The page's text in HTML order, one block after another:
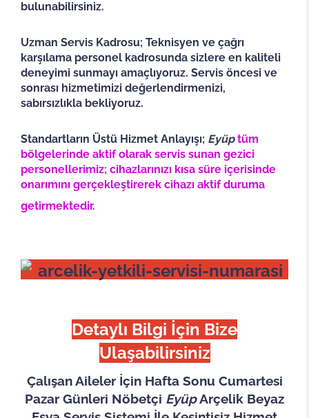
bulunabilirsiniz.
Uzman Servis Kadrosu; Teknisyen ve çağrı
karşılama personel kadrosunda sizlere en kaliteli
deneyimi sunmayı amaçlıyoruz. Servis öncesi ve
sonrası hizmetimizi değerlendirmenizi,
sabırsızlıkla bekliyoruz.
Standartların Üstü Hizmet Anlayışı; Eyüptüm
bölgelerinde aktif olarak servis sunan gezici
personellerimiz; cihazlarınızı kısa süre içerisinde
onarımını gerçekleştirerek cihazı aktif duruma
getirmektedir.
Detaylı Bilgi İçin Bize
Ulaşabilirsiniz
Çalışan Aileler İçin Hafta Sonu Cumartesi
Pazar Günleri Nöbetçi EyüpArçelik Beyaz